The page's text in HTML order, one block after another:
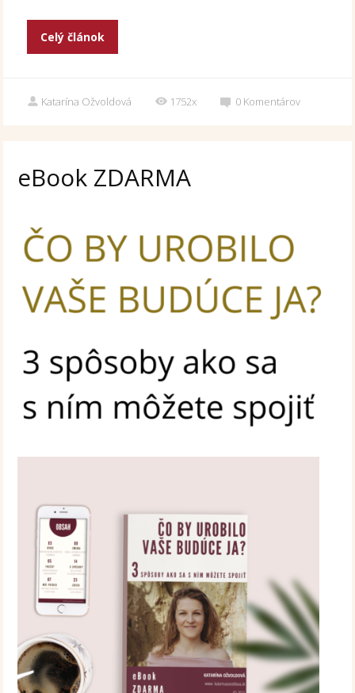
Celý článok
Katarína Ožvoldová 1752x 0 Komentárov
eBook ZDARMA